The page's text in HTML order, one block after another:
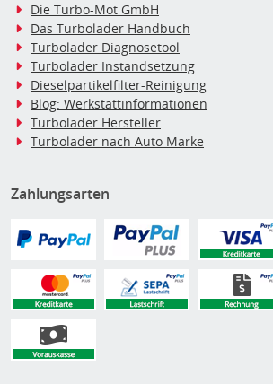
Die Turbo-Mot GmbH
Das Turbolader Handbuch
Turbolader Diagnosetool
Turbolader Instandsetzung
Dieselpartikelfilter-Reinigung
Blog: Werkstattinformationen
Turbolader Hersteller
Turbolader nach Auto Marke
Zahlungsarten